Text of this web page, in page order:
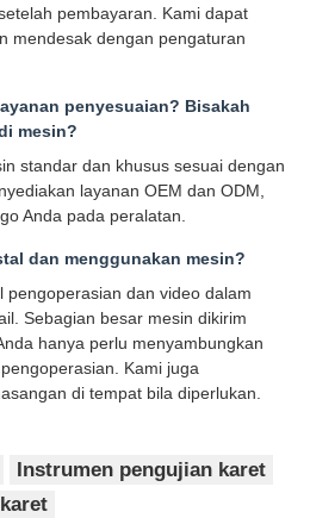
pembayaran. Kami dapat
mendesak dengan pengaturan
penyesuaian? Bisakah
mesin?
standar dan khusus sesuai dengan
layanan OEM dan ODM,
Anda pada peralatan.
dan menggunakan mesin?
pengoperasian dan video dalam
Sebagian besar mesin dikirim
hanya perlu menyambungkan
Kami juga
di tempat bila diperlukan.
Instrumen pengujian karet